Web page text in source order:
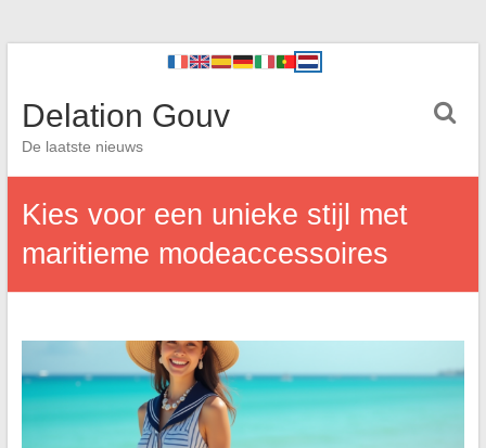
Delation Gouv
De laatste nieuws
Kies voor een unieke stijl met
maritieme modeaccessoires